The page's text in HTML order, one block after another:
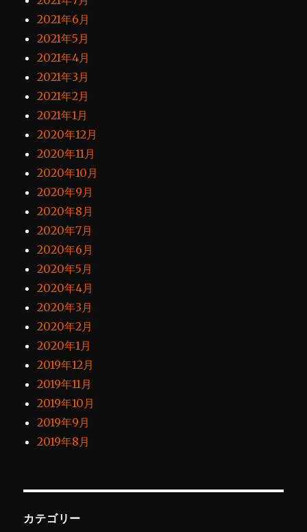
2021年6月
2021年5月
2021年4月
2021年3月
2021年2月
2021年1月
2020年12月
2020年11月
2020年10月
2020年9月
2020年8月
2020年7月
2020年6月
2020年5月
2020年4月
2020年3月
2020年2月
2020年1月
2019年12月
2019年11月
2019年10月
2019年9月
2019年8月
カテゴリー